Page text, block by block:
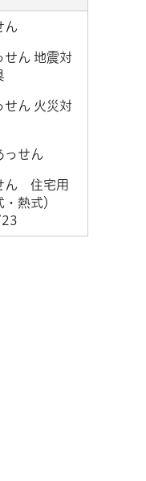
ん
せん 地震対
せん 火災対
っせん
ん 住宅用
・熱式）